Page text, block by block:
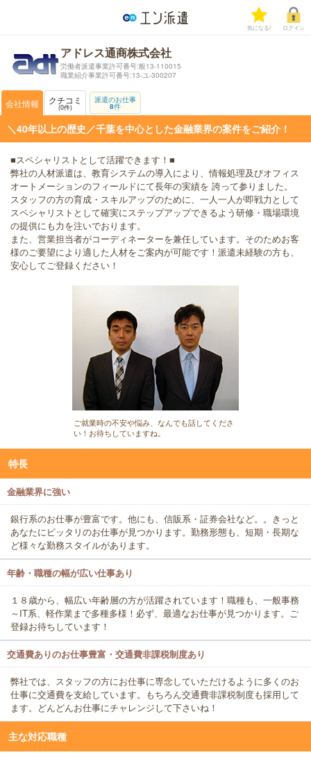
気になる! ログイン
アドレス通商株式会社
労働者派遣事業許可番号:般13-110015
職業紹介事業許可番号:13-ユ-300207
会社情報 クチコミ
0件
派遣のお仕事
8件
＼40年以上の歴史／千葉を中心とした金融業界の案件をご紹介！
■スペシャリストとして活躍できます！■
弊社の人材派遣は、教育システムの導入により、情報処理及びオフィス
オートメーションのフィールドにて長年の実績を 誇って参りました。
スタッフの方の育成・スキルアップのために、一人一人が即戦力として
スペシャリストとして確実にステップアップできるよう研修・職場環境
の提供にも力を注いでおります。
また、営業担当者がコーディネーターを兼任しています。そのためお客
様のご要望により適した人材をご案内が可能です！派遣未経験の方も、
安心してご登録ください！
ご就業時の不安や悩み、なんでも話してくださ
い！お待ちしていますね。
特長
金融業界に強い
銀行系のお仕事が豊富です。他にも、信販系・証券会社など。。きっと
あなたにピッタリのお仕事が見つかります。勤務形態も、短期・長期な
ど様々な勤務スタイルがあります。
年齢・職種の幅が広い仕事あり
１８歳から、幅広い年齢層の方が活躍されています！職種も、一般事務
～IT系、軽作業まで多種多様！必ず、最適なお仕事が見つかります。ご
登録お待ちしています！
交通費ありのお仕事豊富・交通費非課税制度あり
弊社では、スタッフの方にお仕事に専念していただけるように多くのお
仕事に交通費を支給しています。もちろん交通費非課税制度も採用して
ます。どんどんお仕事にチャレンジして下さいね！
主な対応職種